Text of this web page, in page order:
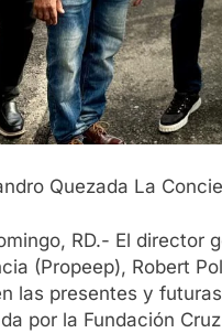
Quezada La
RD.- El director
(Propeep), Robert
las presentes y
por la Fundación